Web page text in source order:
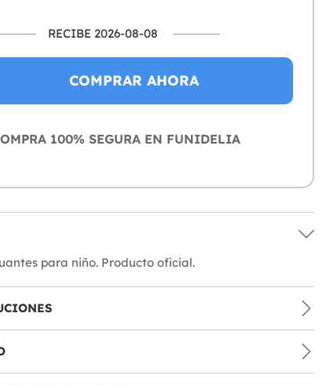
RECIBE 2026-08-08
COMPRAR AHORA
100% SEGURA EN FUNIDELIA
para niño. Producto oficial.